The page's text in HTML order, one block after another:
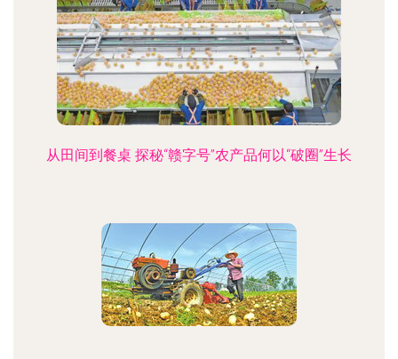
从田间到餐桌 探秘“赣字号”农产品何以“破圈”生长